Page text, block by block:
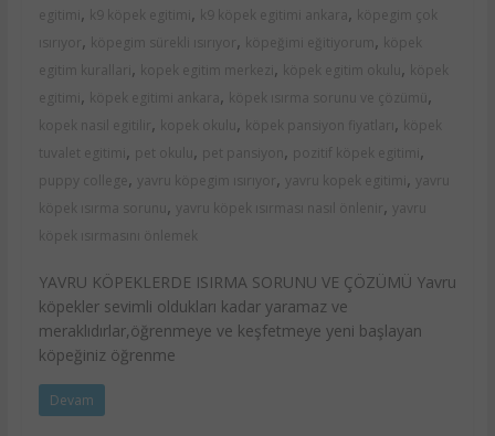
egitimi , k9 köpek egitimi , k9 köpek egitimi ankara ,
köpegim çok
ısırıyor , köpegim sürekli ısırıyor , köpeğimi eğitiyorum ,
köpek
egitim kurallari , kopek egitim merkezi , köpek egitim okulu ,
köpek
egitimi , köpek egitimi ankara , köpek ısırma sorunu ve çözümü ,
kopek nasil egitilir , kopek okulu , köpek pansiyon fiyatları ,
köpek
tuvalet egitimi , pet okulu , pet pansiyon , pozitif köpek egitimi ,
puppy college , yavru köpegim ısırıyor , yavru kopek egitimi ,
yavru
köpek ısırma sorunu , yavru köpek ısırması nasıl önlenir ,
yavru
köpek ısırmasını önlemek
YAVRU KÖPEKLERDE ISIRMA SORUNU VE ÇÖZÜMÜ Yavru
köpekler sevimli oldukları kadar yaramaz ve
meraklıdırlar,öğrenmeye ve keşfetmeye yeni başlayan
köpeğiniz öğrenme
Devam